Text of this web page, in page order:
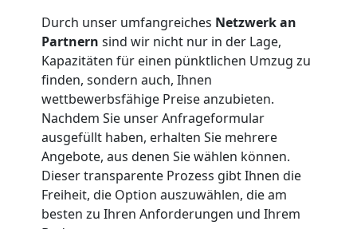
Durch unser umfangreiches Netzwerk an
Partnern sind wir nicht nur in der Lage,
Kapazitäten für einen pünktlichen Umzug zu
finden, sondern auch, Ihnen
wettbewerbsfähige Preise anzubieten.
Nachdem Sie unser Anfrageformular
ausgefüllt haben, erhalten Sie mehrere
Angebote, aus denen Sie wählen können.
Dieser transparente Prozess gibt Ihnen die
Freiheit, die Option auszuwählen, die am
besten zu Ihren Anforderungen und Ihrem
Mini
Umzug
Leonding
Umzug